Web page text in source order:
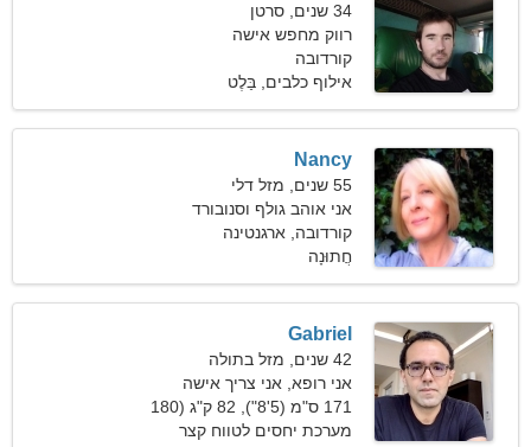
34 שנים, סרטן
רווק מחפש אישה
קורדובה
אילוף כלבים, בַּלֶט
Nancy
55 שנים, מזל דלי
אני אוהב גולף וסנובורד
קורדובה, ארגנטינה
חֲתוּנָה
Gabriel
42 שנים, מזל בתולה
אני רופא, אני צריך אישה
יוצאת דופן
171 ס"מ (5'8"), 82 ק"ג (180
פאונד)
מערכת יחסים לטווח קצר